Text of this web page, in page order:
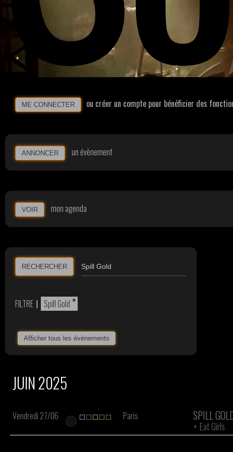
ME CONNECTER ou créer un compte pour bénéficier des
ANNONCER un évènement
VOIR mon agenda
RECHERCHER
FILTRE | ×
Spill Gold
Afficher tous les évènements
JUIN 2025
Vendredi 27/06 Paris SPILL
+ Eat Girls